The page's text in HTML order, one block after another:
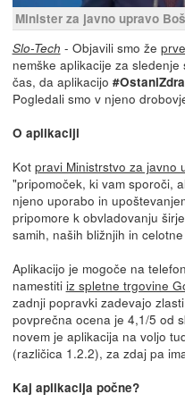
Minister za javno upravo
Slo-Tech - Objavili smo že
nemške aplikacije za sledenje
čas, da aplikacijo
Pogledali smo v njeno
O aplikaciji
Kot pravi Ministrstvo za javno
"pripomoček, ki vam sporoči,
njeno uporabo in
pripomore k obvladovanju
samih, naših bližnjih in
Aplikacijo je mogoče na
namestiti iz spletne trgovine
zadnji popravki zadevajo
povprečna ocena je 4,1/5 od
novem je aplikacija na voljo
(različica 1.2.2), za zdaj pa
Kaj aplikacija počne?